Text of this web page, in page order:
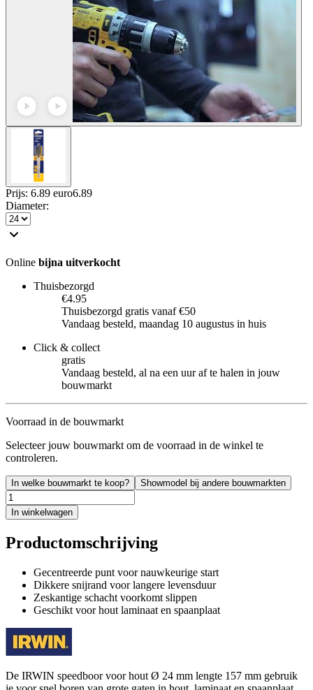
Prijs: 6.89 euro6.89
Diameter:
Online bijna uitverkocht
Thuisbezorgd
€4.95
Thuisbezorgd gratis vanaf €50
Vandaag besteld, maandag 10 augustus in huis
Click & collect
gratis
Vandaag besteld, al na een uur af te halen in jouw
bouwmarkt
Voorraad in de bouwmarkt
Selecteer jouw bouwmarkt om de voorraad in de winkel te
controleren.
In welke bouwmarkt te koop? Showmodel bij andere bouwmarkten
In winkelwagen
Productomschrijving
Gecentreerde punt voor nauwkeurige start
Dikkere snijrand voor langere levensduur
Zeskantige schacht voorkomt slippen
Geschikt voor hout laminaat en spaanplaat
De IRWIN speedboor voor hout Ø 24 mm lengte 157 mm gebruik